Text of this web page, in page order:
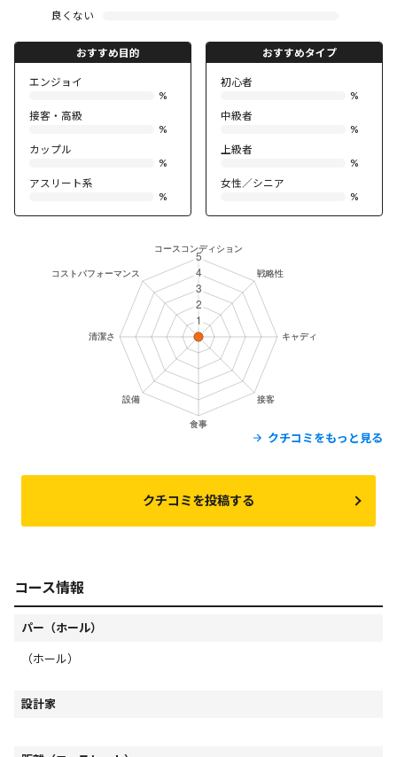
良くない
おすすめ目的
エンジョイ
%
接客・高級
%
カップル
%
アスリート系
%
おすすめタイプ
初心者
%
中級者
%
上級者
%
女性／シニア
%
クチコミをもっと見る
クチコミを投稿する
コース情報
パー（ホール）
（ホール）
設計家